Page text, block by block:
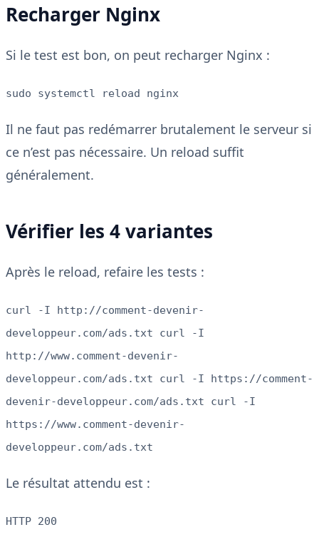
Recharger Nginx
Si le test est bon, on peut recharger Nginx :
sudo systemctl reload nginx
Il ne faut pas redémarrer brutalement le serveur si
ce n’est pas nécessaire. Un reload suffit
généralement.
Vérifier les 4 variantes
Après le reload, refaire les tests :
curl -I http://comment-devenir-
developpeur.com/ads.txt curl -I
http://www.comment-devenir-
developpeur.com/ads.txt curl -I https://comment-
devenir-developpeur.com/ads.txt curl -I
https://www.comment-devenir-
developpeur.com/ads.txt
Le résultat attendu est :
HTTP 200